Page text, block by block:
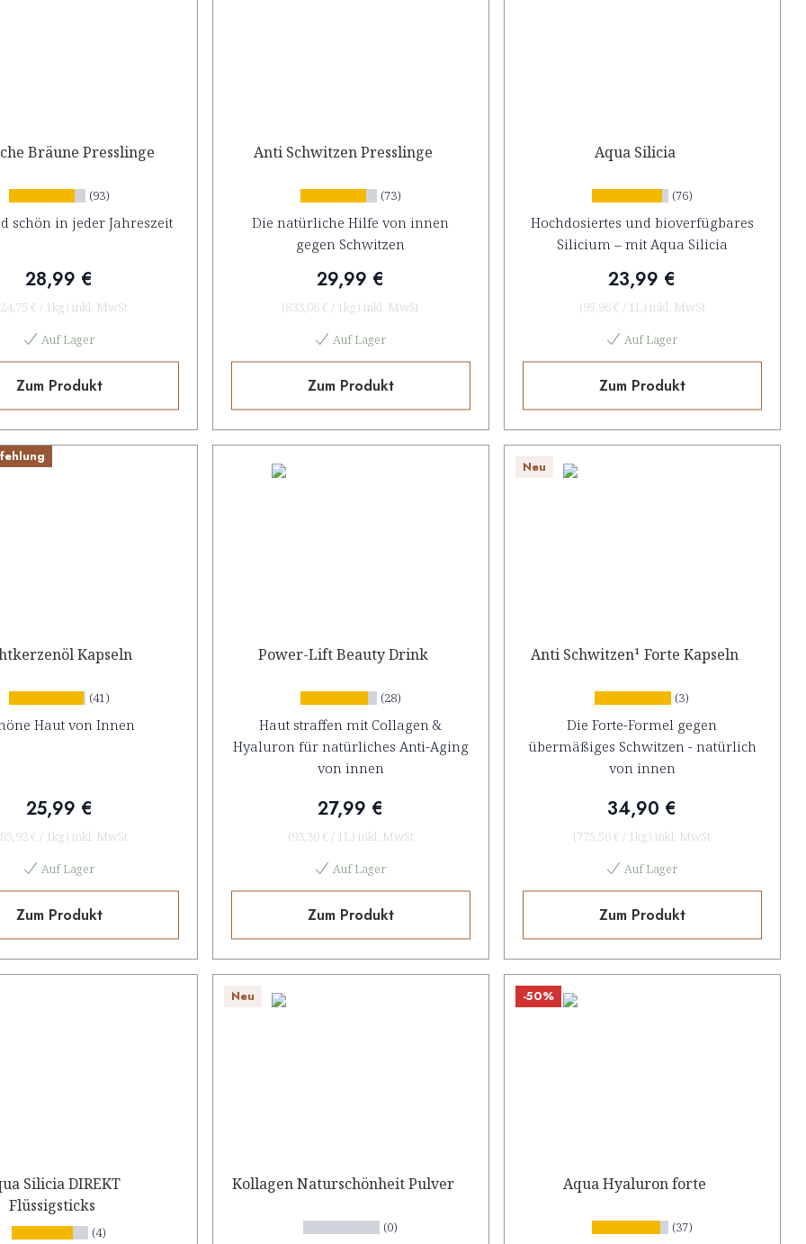
Bräune Presslinge
(93)
schön in jeder Jahreszeit
28,99 €
€ / 1kg) inkl. MwSt
Auf Lager
Zum Produkt
Anti Schwitzen Presslinge
(73)
Die natürliche Hilfe von innen
gegen Schwitzen
29,99 €
(833,06 € / 1kg) inkl. MwSt
Auf Lager
Zum Produkt
Aqua Silicia
(76)
Hochdosiertes und bioverfügbares
Silicium – mit Aqua Silicia
23,99 €
(95,96 € / 1L) inkl. MwSt
Auf Lager
Zum Produkt
Kapseln
(41)
Haut von Innen
25,99 €
€ / 1kg) inkl. MwSt
Auf Lager
Zum Produkt
Power-Lift Beauty Drink
(28)
Haut straffen mit Collagen &
Hyaluron für natürliches Anti-Aging
von innen
27,99 €
(93,30 € / 1L) inkl. MwSt
Auf Lager
Zum Produkt
Neu
Anti Schwitzen¹ Forte Kapseln
(3)
Die Forte-Formel gegen
übermäßiges Schwitzen - natürlich
von innen
34,90 €
(775,56 € / 1kg) inkl. MwSt
Auf Lager
Zum Produkt
Silicia DIREKT
Flüssigsticks
(4)
Neu
Kollagen Naturschönheit Pulver
(0)
-50%
Aqua Hyaluron forte
(37)